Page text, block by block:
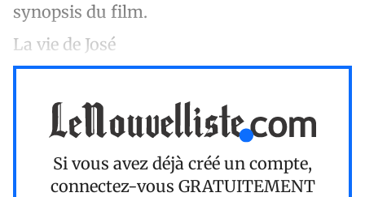
synopsis du film.
La vie de José
Si vous avez déjà créé un compte,
connectez-vous GRATUITEMENT